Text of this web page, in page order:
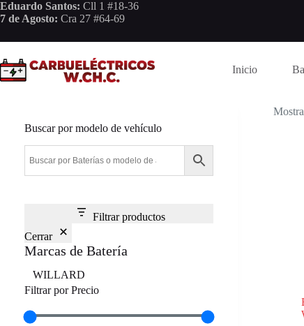
Saltar
al
Eduardo Santos: Cll 1 #18-36
7 de Agosto: Cra 27 #64-69
Inicio
Buscar por modelo de vehículo
Filtrar productos
Cerrar
Marcas de Batería
Marca
WILLARD
Filtrar por Precio